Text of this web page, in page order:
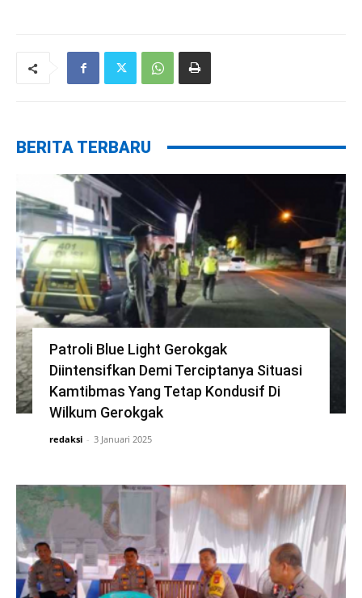
BERITA TERBARU
Patroli Blue Light Gerokgak
Diintensifkan Demi Terciptanya Situasi
Kamtibmas Yang Tetap Kondusif Di
Wilkum Gerokgak
redaksi - 3 Januari 2025